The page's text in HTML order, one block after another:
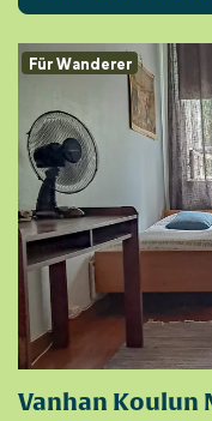
Für Wanderer
Vanhan Koulun